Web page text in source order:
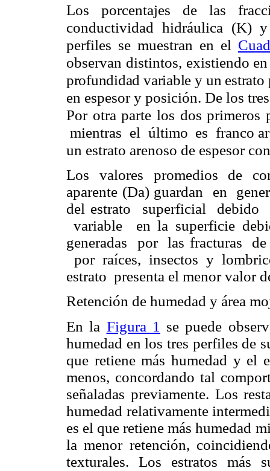
Los porcentajes de las
conductividad hidráulica (K)
perfiles se muestran en el
observan distintos, existiendo
profundidad variable y un estrato
en espesor y posición. De los
Por otra parte los dos
mientras el último es franco
un estrato arenoso de espesor
Los valores promedios de
aparente (Da) guardan en
del estrato superficial
variable en la superficie
generadas por las fracturas
por raíces, insectos y
estrato presenta el menor valor
Retención de humedad y área
En la Figura 1 se puede
humedad en los tres perfiles de
que retiene más humedad y el
menos, concordando tal
señaladas previamente. Los
humedad relativamente
es el que retiene más humedad
la menor retención,
texturales. Los estratos más